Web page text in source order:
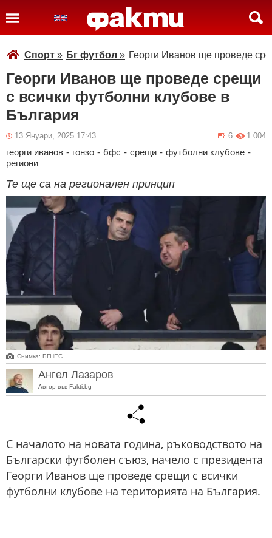
Спорт » Бг футбол » Георги Иванов ще проведе
Георги Иванов ще проведе срещи
с всички футболни клубове в
България
13 Януари, 2025 17:43 1 004
6
георги иванов - гонзо - бфс - срещи - футболни клубове -
региони
Те ще са на регионален принцип
Снимка: БГНЕС
Ангел Лазаров
Автор във Fakti.bg
С началото на новата година, ръководството на
Български футболен съюз, начело с президента
Георги Иванов ще проведе срещи с всички
футболни клубове на територията на България.